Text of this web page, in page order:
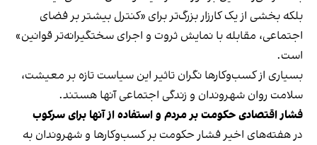
بلکه بخشی از یک کارزار بزرگ‌تر برای «کنترل بیشتر بر فضای
اجتماعی، مقابله با نمایش ثروت و اجرای سختگیرانه‌تر قوانین»
است.
بسیاری از کسب‌وکارها نگران تاثیر این سیاست‌ تازه بر معیشت،
سلامت روان شهروندان و زندگی اجتماعی آنها هستند.
فشار اقتصادی حکومت بر مردم و استفاده از آنها برای سرکوب
در هفته‌های اخیر فشار حکومت بر کسب‌وکارها و شهروندان به